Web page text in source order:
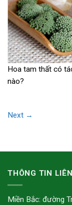
Hoa tam thất có
nào?
Next →
THÔNG TIN
Miền Bắc: đường